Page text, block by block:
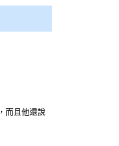
，而且他還說